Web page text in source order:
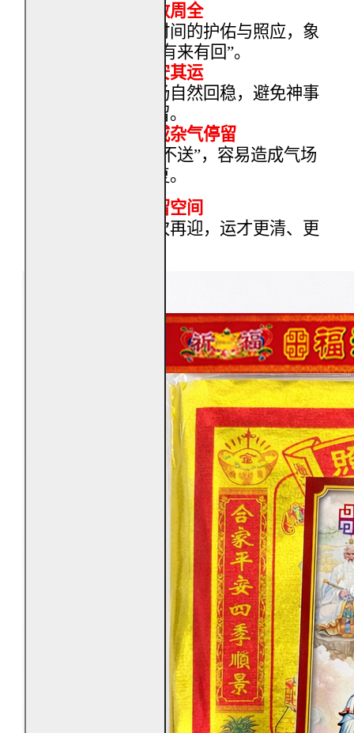
谢恩圆满，礼数周全
感谢神明一段时间的护佑与照应，象
有请有送、有来有回 ”。
神归其位，人安其运
送神之后，气场自然回稳，避免神事
未结、能量滞留。
避免运势反复或杂气停留
只迎不送”，容易造成气场
未收、事情反复。
为下一阶段预留空间
送神得当，下次再迎，运才更清、更